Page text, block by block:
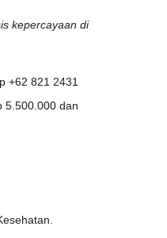
kepercayaan di
+62 821 2431
5.500.000 dan